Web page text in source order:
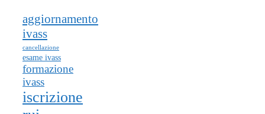
aggiornamento
ivass
cancellazione
esame ivass
formazione
ivass
iscrizione